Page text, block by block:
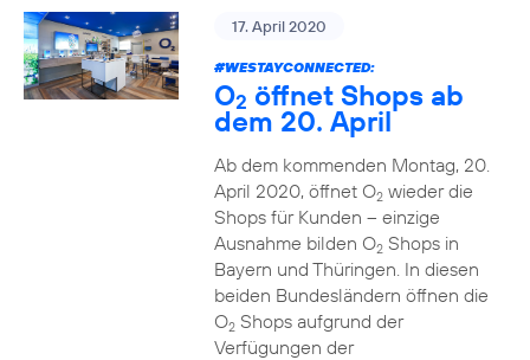
17. April 2020
#WESTAYCONNECTED:
O2 öffnet Shops ab
dem 20. April
Ab dem kommenden Montag, 20.
April 2020, öffnet O2wieder die
Shops für Kunden – einzige
Ausnahme bilden O2Shops in
Bayern und Thüringen. In diesen
beiden Bundesländern öffnen die
O2Shops aufgrund der
Verfügungen der